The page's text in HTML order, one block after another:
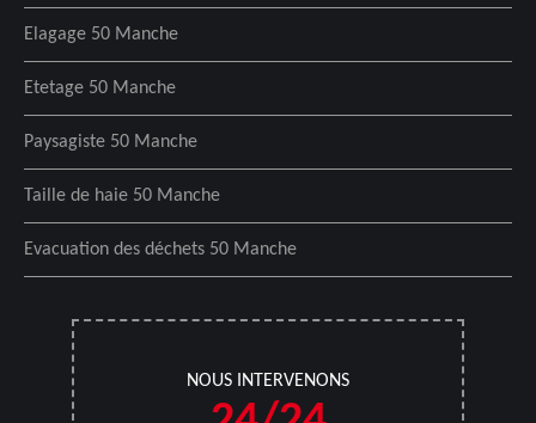
Elagage 50 Manche
Etetage 50 Manche
Paysagiste 50 Manche
Taille de haie 50 Manche
Evacuation des déchets 50 Manche
NOUS INTERVENONS